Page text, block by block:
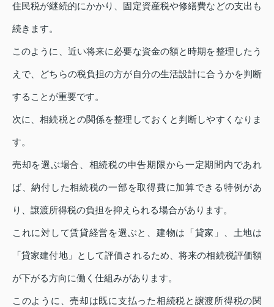
住民税が継続的にかかり、固定資産税や修繕費などの支出も
続きます。
このように、近い将来に必要な資金の額と時期を整理したう
えで、どちらの税負担の方が自分の生活設計に合うかを判断
することが重要です。
次に、相続税との関係を整理しておくと判断しやすくなりま
す。
売却を選ぶ場合、相続税の申告期限から一定期間内であれ
ば、納付した相続税の一部を取得費に加算できる特例があ
り、譲渡所得税の負担を抑えられる場合があります。
これに対して賃貸経営を選ぶと、建物は「貸家」、土地は
「貸家建付地」として評価されるため、将来の相続税評価額
が下がる方向に働く仕組みがあります。
このように、売却は既に支払った相続税と譲渡所得税の関